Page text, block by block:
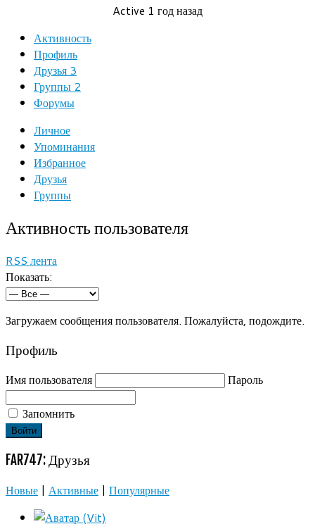
Active 1 год назад
Активность
Профиль
Друзья 3
Группы 2
Форумы
Личное
Упоминания
Избранное
Друзья
Группы
Активность пользователя
RSS лента
Показать:
Загружаем сообщения пользователя. Пожалуйста, подождите.
Профиль
Имя пользователя Пароль
Запомнить
FAR747: Друзья
Новые | Активные | Популярные